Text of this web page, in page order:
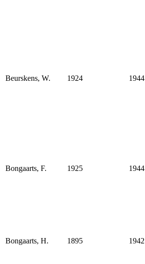
Beurskens, W. 1924 1944
Bongaarts, F. 1925 1944
Bongaarts, H. 1895 1942